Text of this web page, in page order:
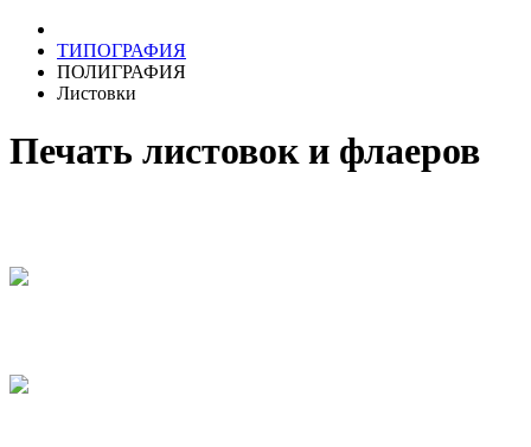
ТИПОГРАФИЯ
ПОЛИГРАФИЯ
Листовки
Печать листовок и флаеров